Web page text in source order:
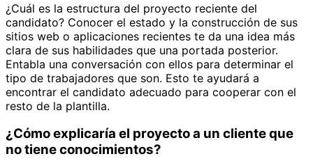
¿Cuál es la estructura del proyecto reciente del
candidato? Conocer el estado y la construcción de sus
sitios web o aplicaciones recientes te da una idea más
clara de sus habilidades que una portada posterior.
Entabla una conversación con ellos para determinar el
tipo de trabajadores que son. Esto te ayudará a
encontrar el candidato adecuado para cooperar con el
resto de la plantilla.
¿Cómo explicaría el proyecto a un cliente que
no tiene conocimientos?